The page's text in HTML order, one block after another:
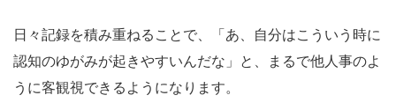
日々記録を積み重ねることで、「あ、自分はこういう時に
認知のゆがみが起きやすいんだな」と、まるで他人事のよ
うに客観視できるようになります。